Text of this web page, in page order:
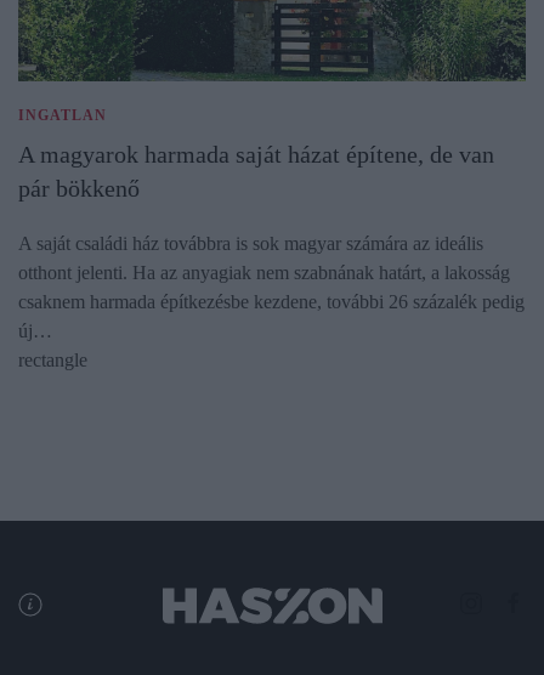
INGATLAN
A magyarok harmada saját házat építene, de van
pár bökkenő
A saját családi ház továbbra is sok magyar számára az ideális
otthont jelenti. Ha az anyagiak nem szabnának határt, a lakosság
csaknem harmada építkezésbe kezdene, további 26 százalék pedig
új…
rectangle